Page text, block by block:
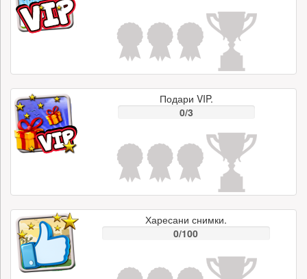
Подари VIP.
0/3
Харесани снимки.
0/100